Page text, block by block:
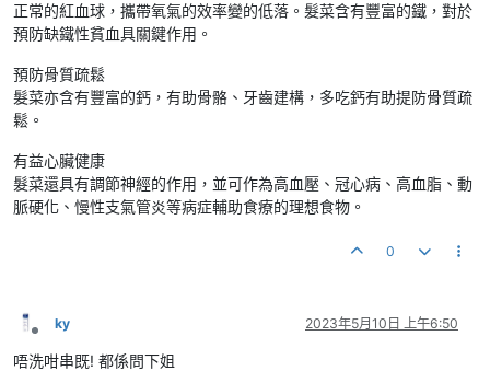
正常的紅血球，攜帶氧氣的效率變的低落。髮菜含有豐富的鐵，對於
預防缺鐵性貧血具關鍵作用。
預防骨質疏鬆
髮菜亦含有豐富的鈣，有助骨骼、牙齒建構，多吃鈣有助提防骨質疏
鬆。
有益心臟健康
髮菜還具有調節神經的作用，並可作為高血壓、冠心病、高血脂、動
脈硬化、慢性支氣管炎等病症輔助食療的理想食物。
0
離線
ky 2023年5月10日 上午6:50
唔洗咁串既! 都係問下姐